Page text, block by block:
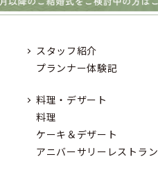
スタッフ紹介
プランナー体験記
料理・デザート
料理
ケーキ＆デザート
アニバーサリーレストラン